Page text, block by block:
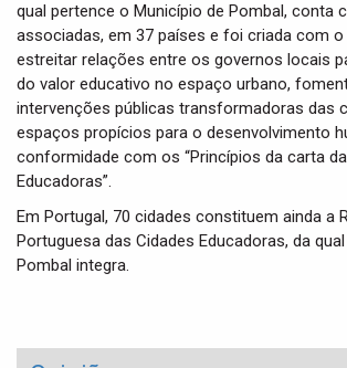
qual pertence o Município de Pombal, conta
associadas, em 37 países e foi criada com
estreitar relações entre os governos locais
do valor educativo no espaço urbano,
intervenções públicas transformadoras das
espaços propícios para o desenvolvimento
conformidade com os “Princípios da carta
Educadoras”.
Em Portugal, 70 cidades constituem ainda a
Portuguesa das Cidades Educadoras, da
Pombal integra.